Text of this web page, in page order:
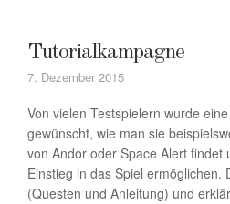
Tutorialkampagne
7. Dezember 2015
Von vielen Testspielern wurde
gewünscht, wie man sie
von Andor oder Space Alert findet
Einstieg in das Spiel ermöglichen.
(Questen und Anleitung) und